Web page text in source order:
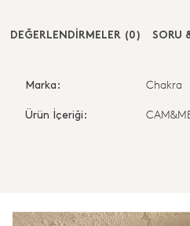
DEĞERLENDİRMELER (0) SORU
Marka: Chakra
Ürün İçeriği: